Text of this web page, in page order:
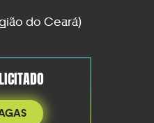
do Ceará)